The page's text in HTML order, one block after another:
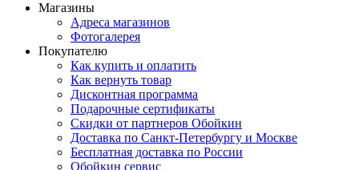
Магазины
Адреса магазинов
Фотогалерея
Покупателю
Как купить и оплатить
Как вернуть товар
Дисконтная программа
Подарочные сертификаты
Скидки от партнеров Обойкин
Доставка по Санкт-Петербургу и Москве
Бесплатная доставка по России
Обойкин сервис